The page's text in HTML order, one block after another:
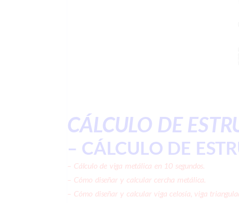
CÁLCULO DE
– CÁLCULO DE
– Cálculo de viga metálica en 10 segundos.
– Cómo diseñar y calcular cercha metálica.
– Cómo diseñar y calcular viga celosía, viga